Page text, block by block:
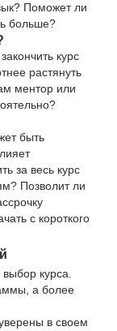
Поможет ли
больше?
курс
растянуть
ментор или
быть
за весь курс
Позволит ли
с короткого
курса.
а более
в своем